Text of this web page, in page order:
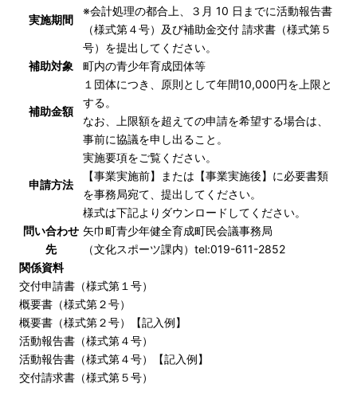
実施期間
※会計処理の都合上、３月 10 日までに活動報告書
（様式第４号）及び補助金交付 請求書（様式第５
号）を提出してください。
補助対象
町内の青少年育成団体等
補助金額
１団体につき、原則として年間10,000円を上限と
する。
なお、上限額を超えての申請を希望する場合は、
事前に協議を申し出ること。
申請方法
実施要項をご覧ください。
【事業実施前】または【事業実施後】に必要書類
を事務局宛て、提出してください。
様式は下記よりダウンロードしてください。
問い合わせ
先
矢巾町青少年健全育成町民会議事務局
（文化スポーツ課内） tel:019-611-2852
関係資料
交付申請書（様式第１号）
概要書（様式第２号）
概要書（様式第２号）【記入例】
活動報告書（様式第４号）
活動報告書（様式第４号）【記入例】
交付請求書（様式第５号）